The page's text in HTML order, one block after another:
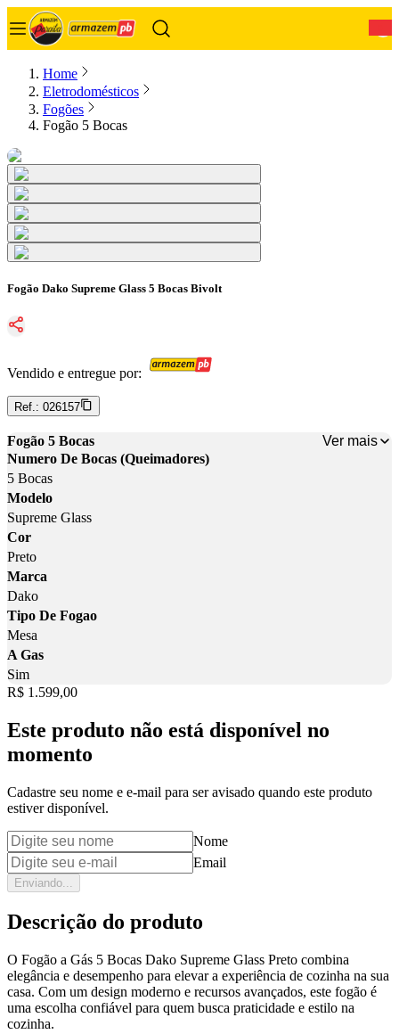
Home
Eletrodomésticos
Fogões
Fogão 5 Bocas
Fogão Dako Supreme Glass 5 Bocas Bivolt
Vendido e entregue por:
Ref.: 026157
Fogão 5 Bocas
Ver mais
Numero De Bocas (Queimadores)
5 Bocas
Modelo
Supreme Glass
Cor
Preto
Marca
Dako
Tipo De Fogao
Mesa
A Gas
Sim
Price:
R$ 1.599,00
Este produto não está disponível no
momento
Cadastre seu nome e e-mail para ser avisado quando este produto
estiver disponível.
Nome
Email
Enviando...
Descrição do produto
O Fogão a Gás 5 Bocas Dako Supreme Glass Preto combina
elegância e desempenho para elevar a experiência de cozinha na sua
casa. Com um design moderno e recursos avançados, este fogão é
uma escolha confiável para quem busca praticidade e estilo na
cozinha.